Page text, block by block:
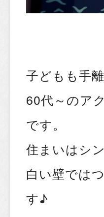
子どもも手
60代～のア
です。
住まいはシ
白い壁では
す♪